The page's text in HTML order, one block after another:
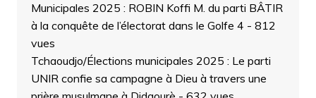
Municipales 2025 : ROBIN Koffi M. du parti BÂTIR
à la conquête de l’électorat dans le Golfe 4 - 812
vues
Tchaoudjo/Élections municipales 2025 : Le parti
UNIR confie sa campagne à Dieu à travers une